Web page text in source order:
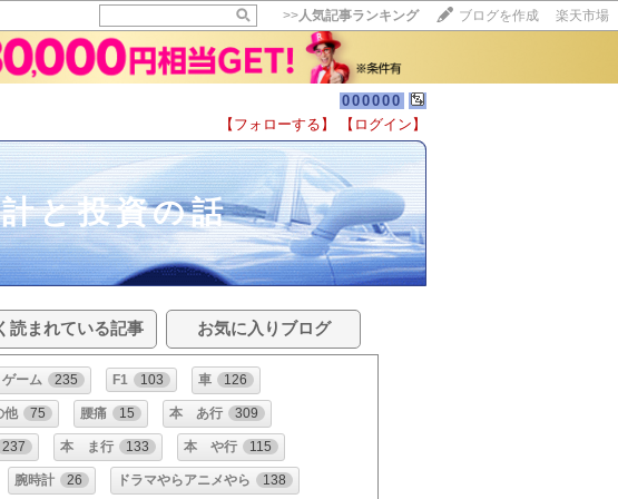
>>人気記事ランキング ブログを作成 楽天市場
000000
【フォローする】 【ログイン】
と投資の話
読まれている記事 お気に入りブログ
ゲーム 235 F1 103 車 126
75 腰痛 15 本 あ行 309
237 本 ま行 133 本 や行 115
腕時計 26 ドラマやらアニメやら 138